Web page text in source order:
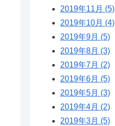
2019年11月 (5)
2019年10月 (4)
2019年9月 (5)
2019年8月 (3)
2019年7月 (2)
2019年6月 (5)
2019年5月 (3)
2019年4月 (2)
2019年3月 (5)